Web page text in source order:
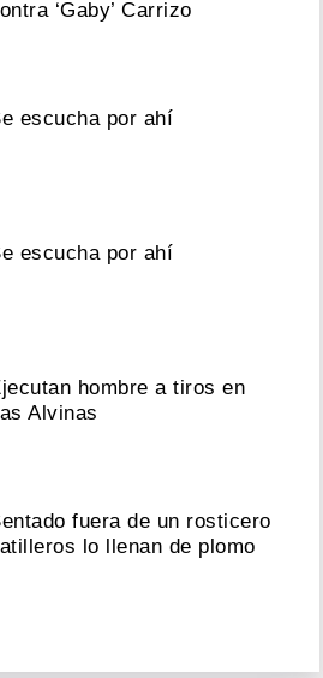
‘Gaby’ Carrizo
escucha por ahí
escucha por ahí
hombre a tiros en
Alvinas
fuera de un rosticero
lo llenan de plomo